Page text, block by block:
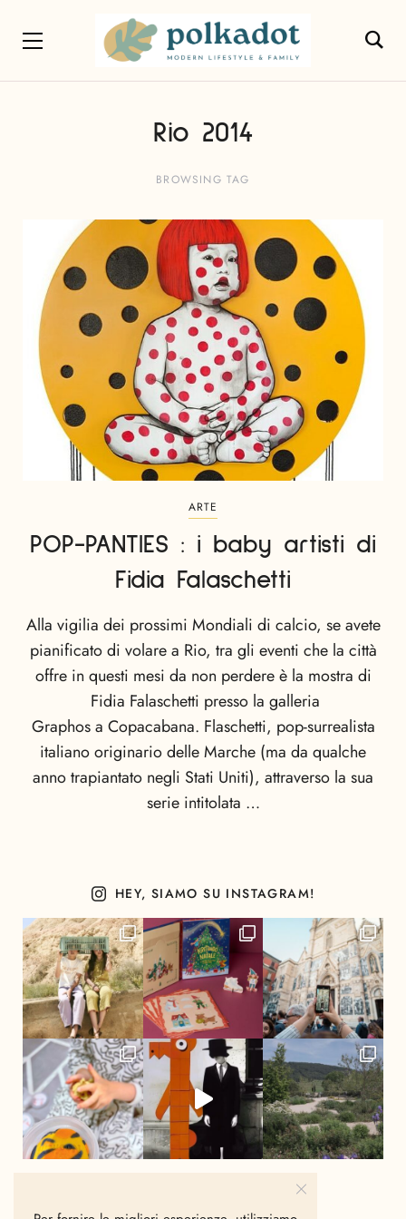
Rio 2014
BROWSING TAG
ARTE
POP-PANTIES : i baby artisti di
Fidia Falaschetti
Alla vigilia dei prossimi Mondiali di calcio, se avete
pianificato di volare a Rio, tra gli eventi che la città
offre in questi mesi da non perdere è la mostra di
Fidia Falaschetti presso la galleria
Graphos a Copacabana. Flaschetti, pop-surrealista
italiano originario delle Marche (ma da qualche
anno trapiantato negli Stati Uniti), attraverso la sua
serie intitolata …
HEY, SIAMO SU INSTAGRAM!